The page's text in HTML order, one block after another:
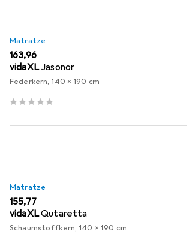
Matratze
EUR
163,96
vidaXL Jasonor
Federkern, 140 x 190 cm
Matratze
EUR
155,77
vidaXLQutaretta
Schaumstoffkern, 140 x 190 cm